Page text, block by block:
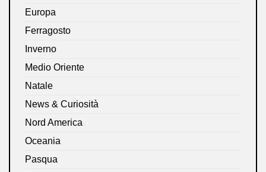
Europa
Ferragosto
Inverno
Medio Oriente
Natale
News & Curiosità
Nord America
Oceania
Pasqua